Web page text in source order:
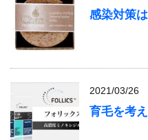
感染対策
2021/03/26
育毛を考